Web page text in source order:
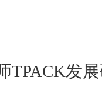
TPACK